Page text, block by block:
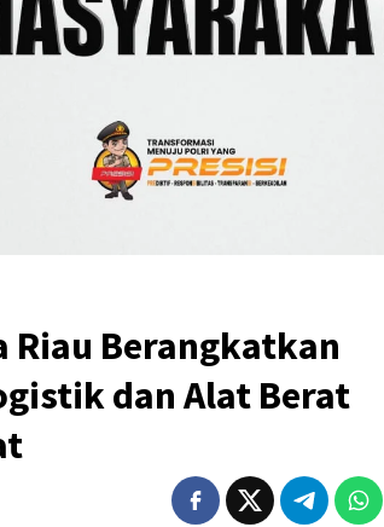
Riau Berangkatkan
dan Alat Berat